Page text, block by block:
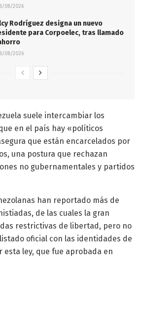
08/2026
Rodríguez designa un nuevo
para Corpoelec, tras llamado
08/2026
suele intercambiar los
en el país hay «políticos
que están encarcelados por
una postura que rechazan
no gubernamentales y partidos
han reportado más de
de las cuales la gran
restrictivas de libertad, pero no
oficial con las identidades de
esta ley, que fue aprobada en